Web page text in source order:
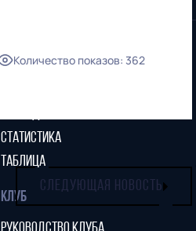
Количество показов: 362
СЛЕДУЮЩАЯ НОВОСТЬ
СТАТИСТИКА
ТАБЛИЦА
КЛУБ